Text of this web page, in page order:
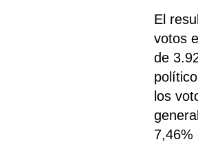
El
votos
de
los
7,46%